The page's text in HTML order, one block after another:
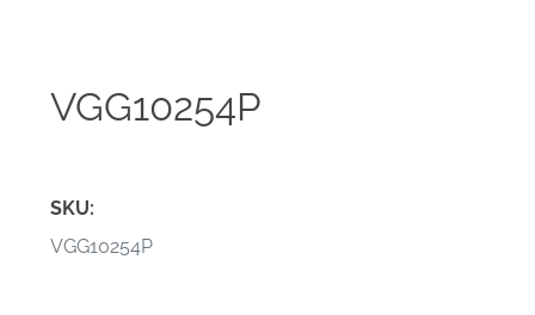
VGG10254P
SKU:
VGG10254P